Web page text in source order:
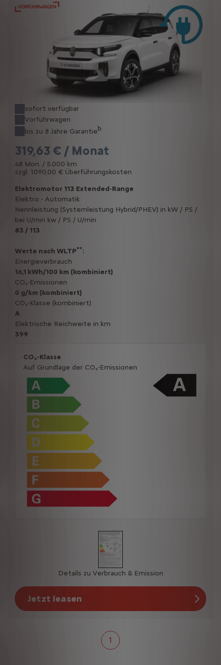
sofort verfügbar
Vorführwagen
bis zu 8 Jahre Garantieb
319,63 € / Monat
48 Mon. / 5.000 km
zzgl. 1.090,00 € Überführungskosten
Elektromotor 113 Extended-Range
Elektro - Automatik
Nennleistung (Systemleistung Hybrid/PHEV) in kW / PS /
bei U/min kw / PS / U/min
83 / 113
Werte nach WLTP**:
Energieverbrauch
16,1 kWh/100 km (kombiniert)
CO₂-Emissionen
0 g/km (kombiniert)
CO₂-Klasse (kombiniert)
A
Elektrische Reichweite in km
399
CO₂-Klasse
Auf Grundlage der CO₂-Emissionen
Details zu Verbrauch & Emission
Jetzt leasen
1